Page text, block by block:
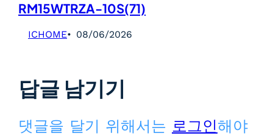
RM15WTRZA-10S(71)
ICHOME 08/06/2026
답글 남기기
댓글을 달기 위해서는 로그인해야